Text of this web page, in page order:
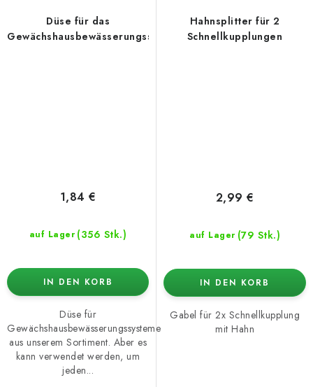
Düse für das
Gewächshausbewässerungssystem
auf Lager (356 Stk.)
1,84 €
IN DEN KORB
Düse für
Gewächshausbewässerungssysteme
aus unserem Sortiment. Aber es
kann verwendet werden, um
jeden...
Hahnsplitter für 2
Schnellkupplungen
auf Lager (79 Stk.)
2,99 €
IN DEN KORB
Gabel für 2x Schnellkupplung
mit Hahn